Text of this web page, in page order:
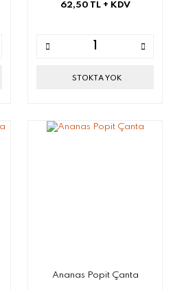
62,50 TL + KDV
STOKTA YOK
Ananas Popit Çanta